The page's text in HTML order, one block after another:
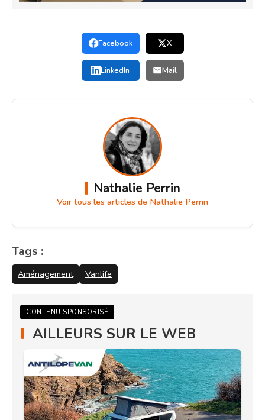
Facebook X
LinkedIn Mail
Nathalie Perrin
Voir tous les articles de Nathalie Perrin
Tags :
Aménagement Vanlife
CONTENU SPONSORISÉ
AILLEURS SUR LE WEB